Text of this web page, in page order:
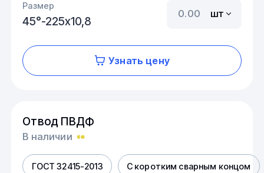
Размер
45°-225х10,8
шт
Узнать цену
Отвод ПВДФ
В наличии
ГОСТ 32415-2013 С коротким сварным концом